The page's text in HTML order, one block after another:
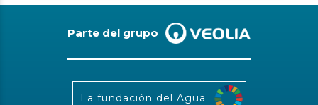
Parte del grupo
La fundación del Agua